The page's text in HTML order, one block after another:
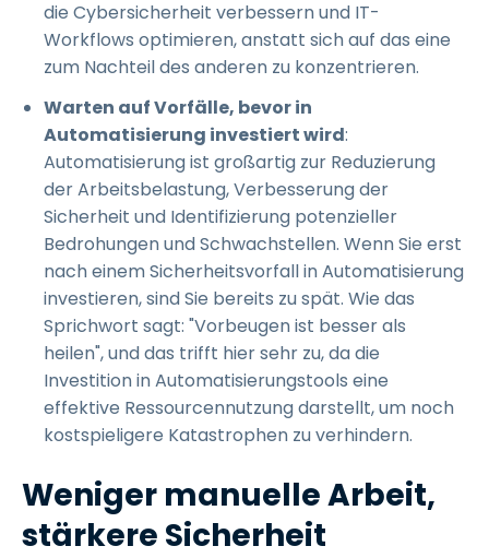
die Cybersicherheit verbessern und IT-
Workflows optimieren, anstatt sich auf das eine
zum Nachteil des anderen zu konzentrieren.
Warten auf Vorfälle, bevor in
Automatisierung investiert wird:
Automatisierung ist großartig zur Reduzierung
der Arbeitsbelastung, Verbesserung der
Sicherheit und Identifizierung potenzieller
Bedrohungen und Schwachstellen. Wenn Sie erst
nach einem Sicherheitsvorfall in Automatisierung
investieren, sind Sie bereits zu spät. Wie das
Sprichwort sagt: "Vorbeugen ist besser als
heilen", und das trifft hier sehr zu, da die
Investition in Automatisierungstools eine
effektive Ressourcennutzung darstellt, um noch
kostspieligere Katastrophen zu verhindern.
Weniger manuelle Arbeit,
stärkere Sicherheit